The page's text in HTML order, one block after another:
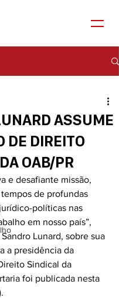
ASSUME
DE DIREITO
OAB/PR
e desafiante missão,
de profundas
políticas nas
em nosso país”,
Lunard, sobre sua
a presidência da
Sindical da
foi publicada nesta